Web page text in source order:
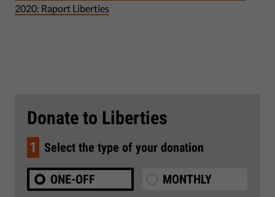
2020: Raport Liberties
Donate to Liberties
1 Select the type of your donation
ONE-OFF MONTHLY